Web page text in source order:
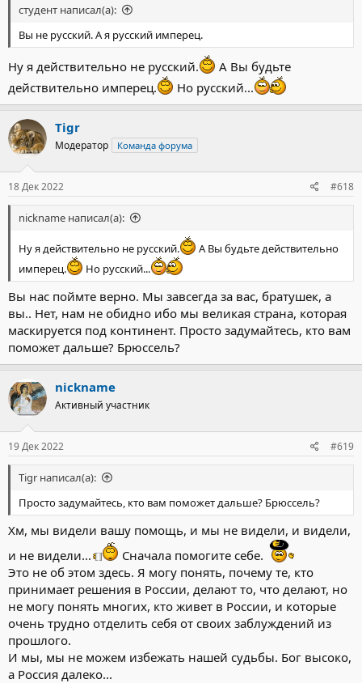
студент написал(а):
Вы не русский. А я русский имперец.
Ну я действительно не русский.
А Вы будьте
действительно имперец.
Но русский...
Tigr
Модератор Команда форума
18 Дек 2022 #618
nickname написал(а):
Ну я действительно не русский.
А Вы будьте действительно
имперец.
Но русский...
Вы нас поймте верно. Мы завсегда за вас, братушек, а
вы.. Нет, нам не обидно ибо мы великая страна, которая
маскируется под континент. Просто задумайтесь, кто вам
поможет дальше? Брюссель?
nickname
Активный участник
19 Дек 2022 #619
Tigr написал(а):
Просто задумайтесь, кто вам поможет дальше? Брюссель?
Хм, мы видели вашу помощь, и мы не видели, и видели,
и не видели...
Сначала помогите себе.
Это не об этом здесь. Я могу понять, почему те, кто
принимает решения в России, делают то, что делают, но
не могу понять многих, кто живет в России, и которые
очень трудно отделить себя от своих заблуждений из
прошлого.
И мы, мы не можем избежать нашей судьбы. Бог высоко,
а Россия далеко...